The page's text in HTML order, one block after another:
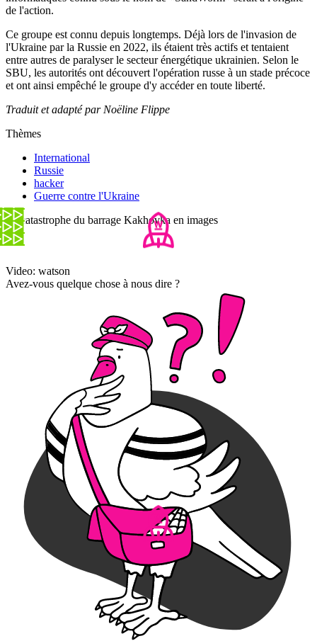
de l'action.
Ce groupe est connu depuis longtemps. Déjà lors de l'invasion de
l'Ukraine par la Russie en 2022, ils étaient très actifs et tentaient
entre autres de paralyser le secteur énergétique ukrainien. Selon le
SBU, les autorités ont découvert l'opération russe à un stade précoce
et ont ainsi empêché le groupe d'y accéder en toute liberté.
Traduit et adapté par Noëline Flippe
Thèmes
International
Russie
hacker
Guerre contre l'Ukraine
La catastrophe du barrage Kakhovka en images
Video: watson
Avez-vous quelque chose à nous dire ?